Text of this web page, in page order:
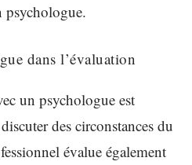
psychologue.
dans l’évaluation
un psychologue est
des circonstances du
évalue également